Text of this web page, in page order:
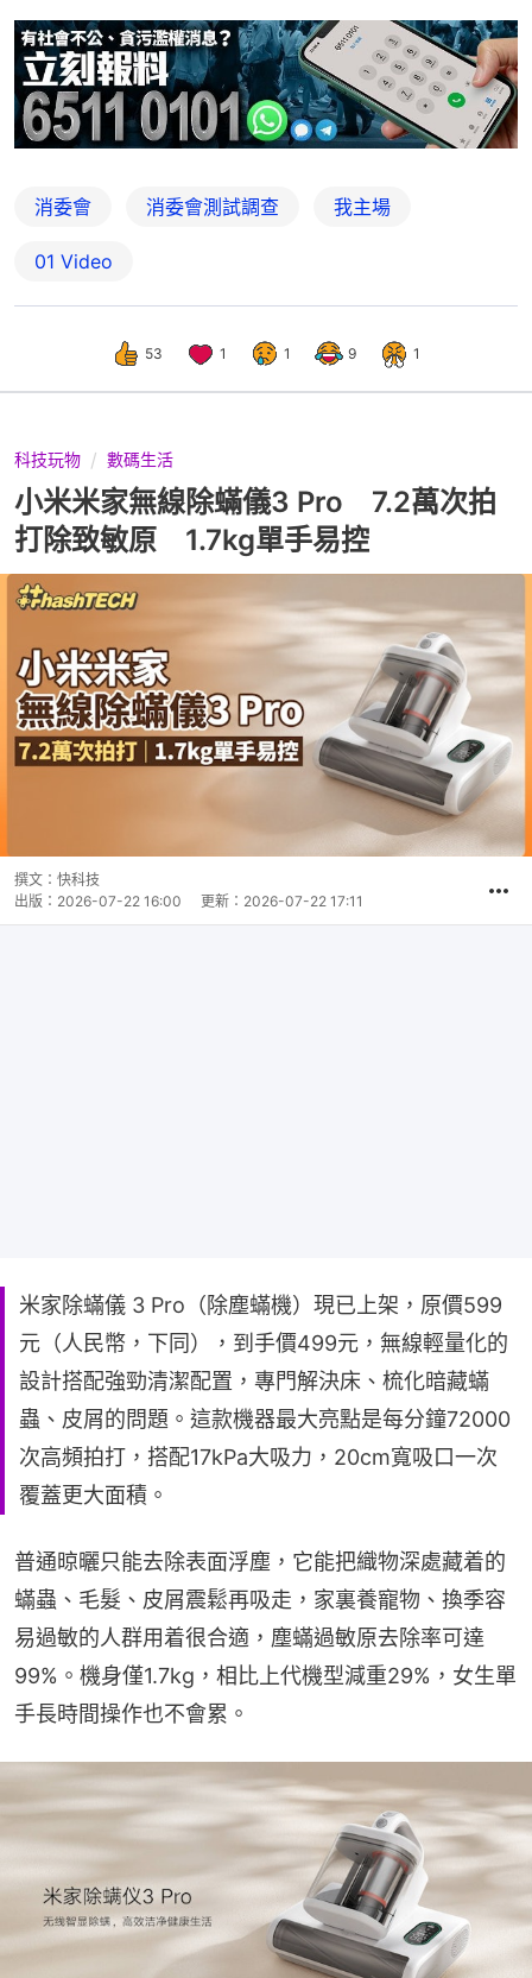
消委會 消委會測試調查 我主場
01 Video
53 1 1 9 1
科技玩物 數碼生活
小米米家無線除蟎儀3 Pro 7.2萬次拍
打除致敏原 1.7kg單手易控
撰文： 快科技
出版： 2026-07-22 16:00 更新： 2026-07-22 17:11
米家除蟎儀 3 Pro（除塵蟎機）現已上架，原價599
元（人民幣，下同），到手價499元，無線輕量化的
設計搭配強勁清潔配置，專門解決床、梳化暗藏蟎
蟲、皮屑的問題。這款機器最大亮點是每分鐘72000
次高頻拍打，搭配17kPa大吸力，20cm寬吸口一次
覆蓋更大面積。
普通晾曬只能去除表面浮塵，它能把織物深處藏着的
蟎蟲、毛髮、皮屑震鬆再吸走，家裏養寵物、換季容
易過敏的人群用着很合適，塵蟎過敏原去除率可達
99%。機身僅1.7kg，相比上代機型減重29%，女生單
手長時間操作也不會累。